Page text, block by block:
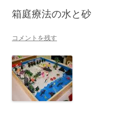
箱庭療法の水と砂
コメントを残す